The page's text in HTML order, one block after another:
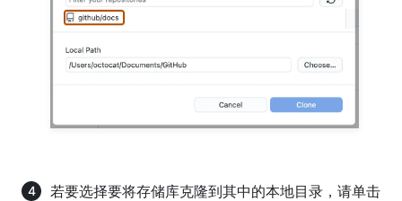
若要选择要将存储库克隆到其中的本地目录，请单击